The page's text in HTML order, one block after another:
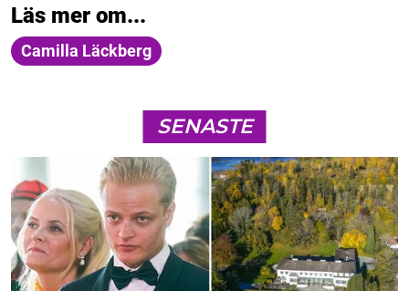
Läs mer om...
Camilla Läckberg
SENASTE